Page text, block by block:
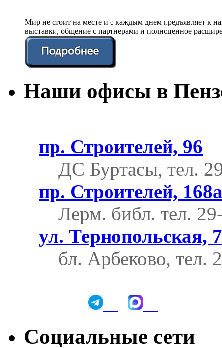
Мир не стоит на месте и с каждым днем предъявляет к
выставки, общение с партнерами и полноценное
Наши офисы в
пр. Строителей, 96
ДС Буртасы, тел.
пр. Строителей, 168а
Лерм. библ. тел.
ул. Тернопольская, 7
бл. Арбеково, тел.
Социальные сети